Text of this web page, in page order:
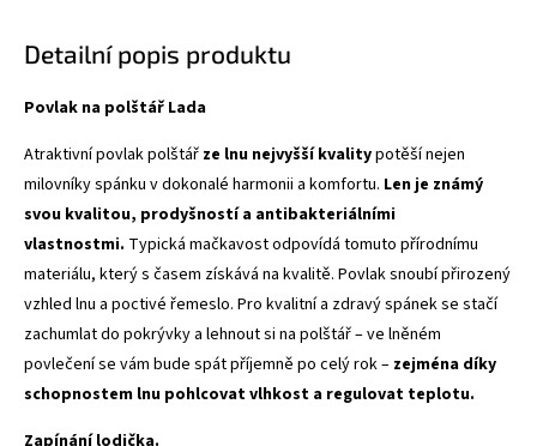
Detailní popis produktu
Povlak na polštář Lada
Atraktivní povlak polštář ze lnu nejvyšší kvalitypotěší nejen
milovníky spánku v dokonalé harmonii a komfortu. Len je známý
svou kvalitou, prodyšností a antibakteriálními
vlastnostmi. Typická mačkavost odpovídá tomuto přírodnímu
materiálu, který s časem získává na kvalitě. Povlak snoubí přirozený
vzhled lnu a poctivé řemeslo. Pro kvalitní a zdravý spánek se stačí
zachumlat do pokrývky a lehnout si na polštář – ve lněném
povlečení se vám bude spát příjemně po celý rok – zejména díky
schopnostem lnu pohlcovat vlhkost a regulovat teplotu.
Zapínání lodička.